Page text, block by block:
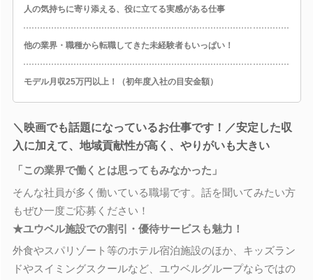
人の気持ちに寄り添える、役に立てる実感がある仕事
他の業界・職種から転職してきた未経験者もいっぱい！
モデル月収25万円以上！（初年度入社の目安金額）
＼映画でも話題になっているお仕事です！／安定した収
入に加えて、地域貢献性が高く、やりがいも大きい
「この業界で働くとは思ってもみなかった」
そんな社員が多く働いている職場です。話を聞いてみたい方
もぜひ一度ご応募ください！
★ユウベル施設での割引・優待サービスも魅力！
外食やスパリゾート等のホテル宿泊施設のほか、キッズラン
ドやスイミングスクールなど、ユウベルグループならではの